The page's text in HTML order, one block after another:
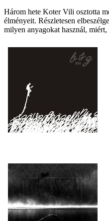
Három hete Koter Vili osztotta
élményeit. Részletesen
milyen anyagokat használ, miért,